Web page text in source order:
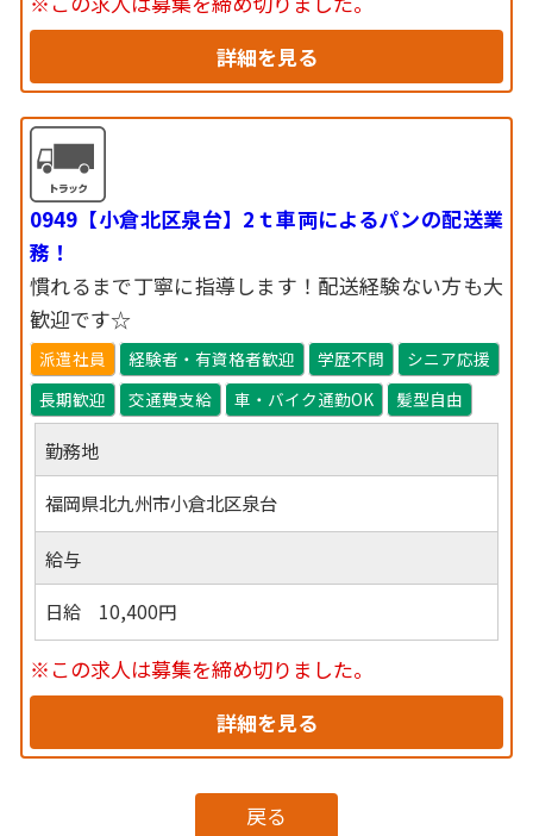
詳細を見る
0949【小倉北区泉台】2ｔ車両によるパンの配送業
務！
慣れるまで丁寧に指導します！配送経験ない方も大
歓迎です☆
派遣社員 経験者・有資格者歓迎 学歴不問
シニア応援
長期歓迎
交通費支給 車・バイク通勤OK 髪型自由
勤務地
福岡県北九州市小倉北区泉台
給与
日給 10,400円
※この求人は募集を締め切りました。
詳細を見る
戻る